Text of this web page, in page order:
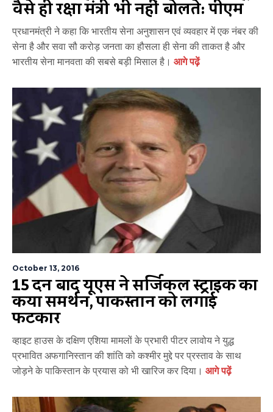
वैसे ही रक्षा मंत्री भी नहीं बोलते: पीएम
प्रधानमंत्री ने कहा कि भारतीय सेना अनुशासन एवं व्यवहार में एक नंबर की
सेना है और सवा सौ करोड़ जनता का हौसला ही सेना की ताकत है और
भारतीय सेना मानवता की सबसे बड़ी मिसाल है। आगे पढ़ें
October 13, 2016
15 दिन बाद यूएस ने सर्जिकल स्ट्राइक का
किया समर्थन, पाकिस्तान को लगाई
फटकार
व्हाइट हाउस के दक्षिण एशिया मामलों के प्रभारी पीटर लावोय ने युद्ध
प्रभावित अफगानिस्तान की शांति को कश्मीर मुद्दे पर प्रस्ताव के साथ
जोड़ने के पाकिस्तान के प्रयास को भी खारिज कर दिया। आगे पढ़ें